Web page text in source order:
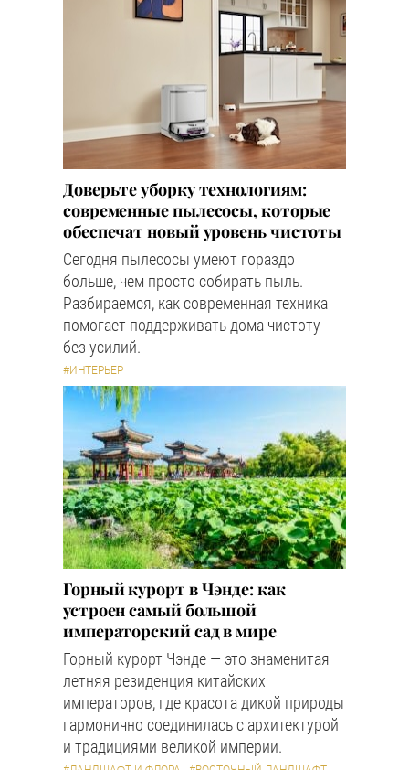
Доверьте уборку технологиям:
современные пылесосы, которые
обеспечат новый уровень чистоты
Сегодня пылесосы умеют гораздо
больше, чем просто собирать пыль.
Разбираемся, как современная техника
помогает поддерживать дома чистоту
без усилий.
#ИНТЕРЬЕР
Горный курорт в Чэнде: как
устроен самый большой
императорский сад в мире
Горный курорт Чэнде — это знаменитая
летняя резиденция китайских
императоров, где красота дикой природы
гармонично соединилась с архитектурой
и традициями великой империи.